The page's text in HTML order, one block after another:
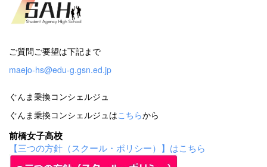
ご質問ご要望は下記まで
maejo-hs@edu-g.gsn.ed.jp
ぐんま乗換コンシェルジュ
ぐんま乗換コンシェルジュはこちらから
前橋女子高校
【三つの方針（スクール・ポリシー）】はこちら